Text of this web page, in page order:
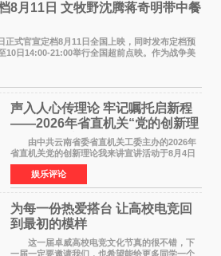
8月11日 文牧野沈腾蒋奇明带中餐
式官宣定档8月11日全国上映，同时发布定档预
10日14:00-21:00举行全国超前点映。作为战争美
徐福（沈腾
声入人心传理论 牢记嘱托启新程
——2026年省直机关“党的创新理
论我来讲”宣讲活动圆满落幕
由中共云南省委省直机关工委主办的2026年
省直机关党的创新理论我来讲宣讲活动于8月4日
至5日在昆明举办。活动以 "牢记嘱托 感恩奋进
开创云南发展新局面 "为主题，坚持以新时代中国
特色社会主义
娱乐评论
为每一份热爱搭台 让高校电竞回
到最初的模样
这一届卓威高校电竞文化节真的很不错，下
一届一定要邀请我们，也希望能给更多同学一个